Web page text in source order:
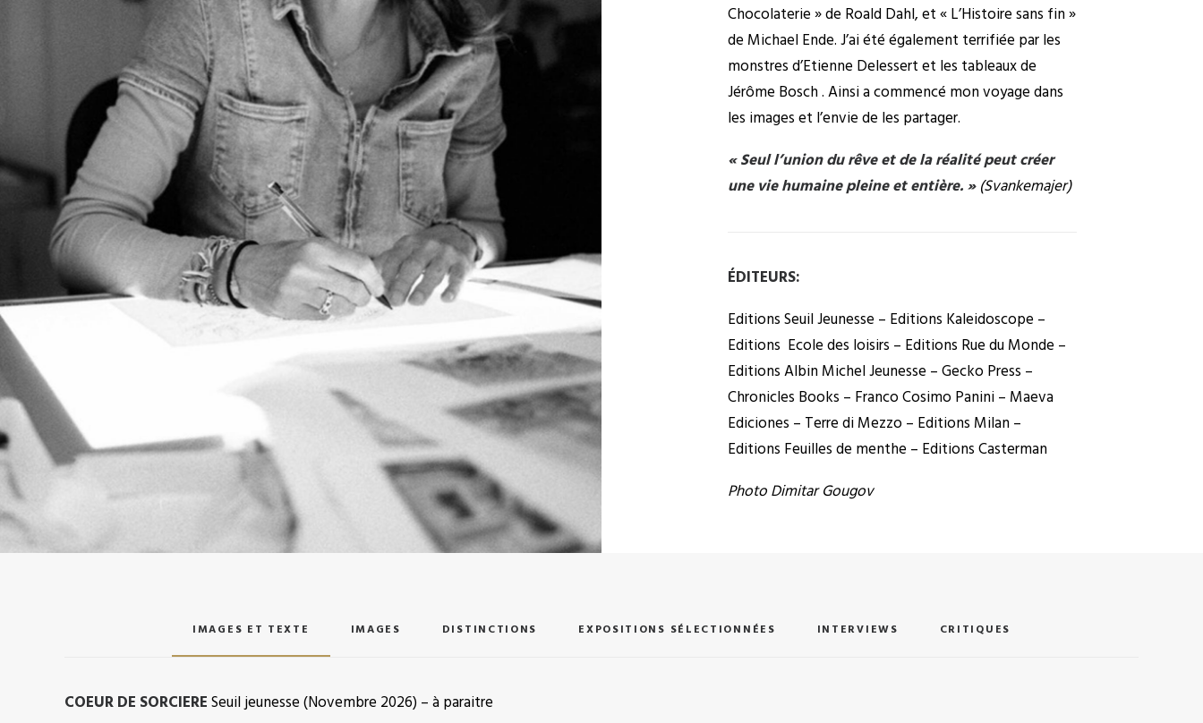
Chocolaterie » de Roald Dahl, et « L’Histoire sans fin »
de Michael Ende. J’ai été également terrifiée par les
monstres d’Etienne Delessert et les tableaux de
Jérôme Bosch . Ainsi a commencé mon voyage dans
les images et l’envie de les partager.
« Seul l’union du rêve et de la réalité peut créer
une vie humaine pleine et entière. »(Svankemajer)
ÉDITEURS:
Editions Seuil Jeunesse – Editions Kaleidoscope –
Editions Ecole des loisirs – Editions Rue du Monde –
Editions Albin Michel Jeunesse – Gecko Press –
Chronicles Books – Franco Cosimo Panini – Maeva
Ediciones – Terre di Mezzo – Editions Milan –
Editions Feuilles de menthe – Editions Casterman
Photo Dimitar Gougov
IMAGES ET TEXTE IMAGES DISTINCTIONS EXPOSITIONS SÉLECTIONNÉES INTERVIEWS CRITIQUES
COEUR DE SORCIERE Seuil jeunesse (Novembre 2026) – à paraitre